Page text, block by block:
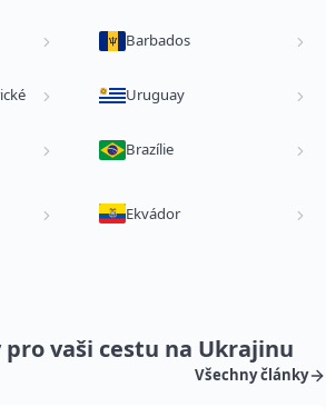
Barbados
Uruguay
Brazílie
Ekvádor
vaši cestu na Ukrajinu
Všechny články